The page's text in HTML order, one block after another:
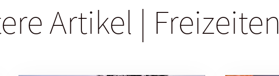
Artikel | Freizeiten